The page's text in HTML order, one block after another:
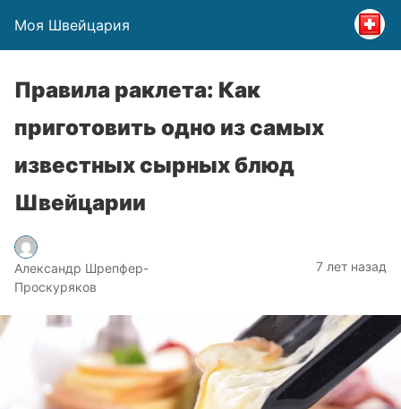
Моя Швейцария
Правила раклета: Как
приготовить одно из самых
известных сырных блюд
Швейцарии
Александр Шрепфер-
Проскуряков
7 лет назад